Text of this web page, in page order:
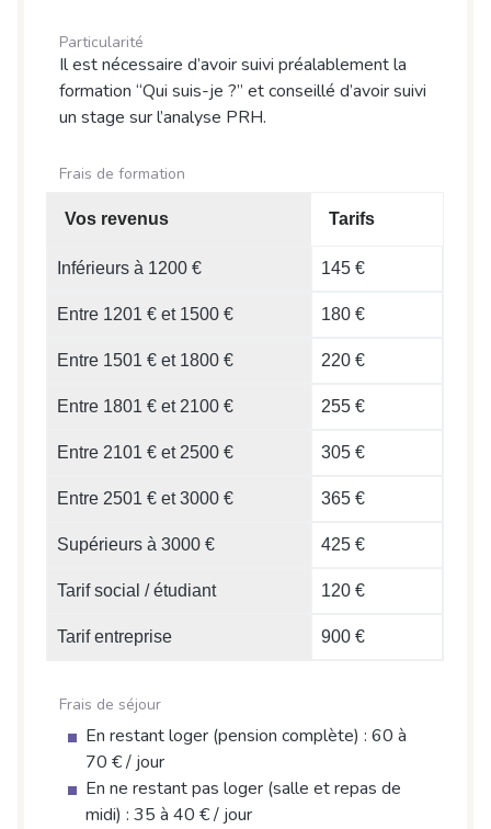
Particularité
Il est nécessaire d’avoir suivi préalablement la
formation “Qui suis-je ?” et conseillé d’avoir suivi
un stage sur l’analyse PRH.
Frais de formation
Vos revenus Tarifs
Inférieurs à 1200 € 145 €
Entre 1201 € et 1500 € 180 €
Entre 1501 € et 1800 € 220 €
Entre 1801 € et 2100 € 255 €
Entre 2101 € et 2500 € 305 €
Entre 2501 € et 3000 € 365 €
Supérieurs à 3000 € 425 €
Tarif social / étudiant 120 €
Tarif entreprise 900 €
Frais de séjour
En restant loger (pension complète) : 60 à
70 € / jour
En ne restant pas loger (salle et repas de
midi) : 35 à 40 € / jour